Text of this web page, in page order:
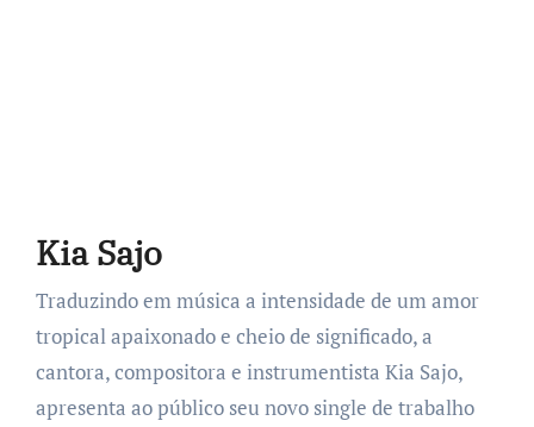
Kia Sajo
Traduzindo em música a intensidade de um amor
tropical apaixonado e cheio de significado, a
cantora, compositora e instrumentista Kia Sajo,
apresenta ao público seu novo single de trabalho